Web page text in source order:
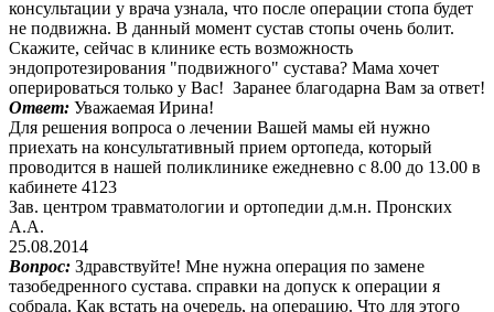
консультации у врача узнала, что после операции стопа будет
не подвижна. В данный момент сустав стопы очень болит.
Скажите, сейчас в клинике есть возможность
эндопротезирования "подвижного" сустава? Мама хочет
оперироваться только у Вас! Заранее благодарна Вам за ответ!
Ответ: Уважаемая Ирина!
Для решения вопроса о лечении Вашей мамы ей нужно
приехать на консультативный прием ортопеда, который
проводится в нашей поликлинике ежедневно с 8.00 до 13.00 в
кабинете 4123
Зав. центром травматологии и ортопедии д.м.н. Пронских
А.А.
25.08.2014
Вопрос: Здравствуйте! Мне нужна операция по замене
тазобедренного сустава. справки на допуск к операции я
собрала. Как встать на очередь, на операцию. Что для этого